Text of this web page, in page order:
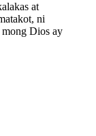
at
ni
mong Dios ay